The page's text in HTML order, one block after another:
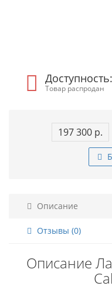
Товар распродан
197 300 р.
Описание
Отзывы (0)
Описание